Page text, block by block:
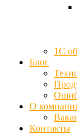
1С
Блог
О
Контакты